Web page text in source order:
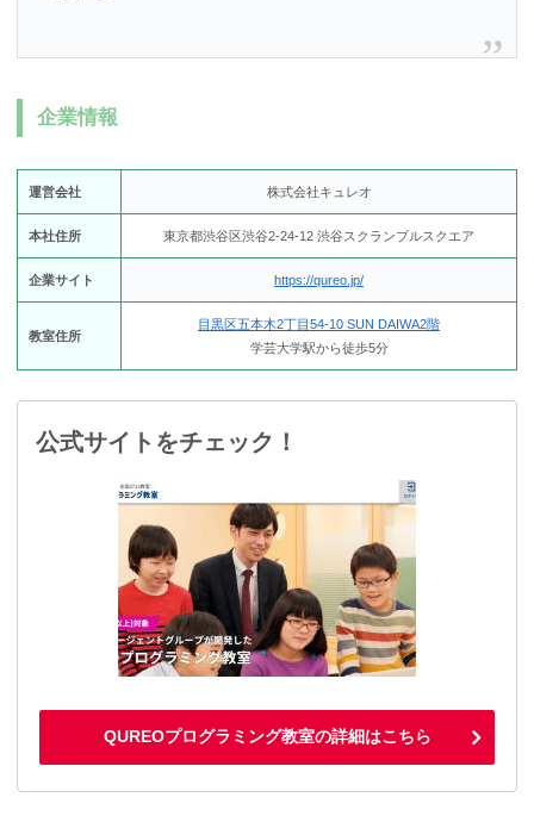
企業情報
運営会社 株式会社キュレオ
本社住所 東京都渋谷区渋谷2-24-12 渋谷スクランブルスクエア
企業サイト https://qureo.jp/
教室住所
目黒区五本木2丁目54-10 SUN DAIWA2階
学芸大学駅から徒歩5分
公式サイトをチェック！
QUREOプログラミング教室の詳細はこちら